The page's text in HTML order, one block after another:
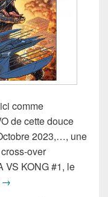
comme
de cette douce
2023,…, une
over
VS KONG #1, le
Sorties des Comics VO
→